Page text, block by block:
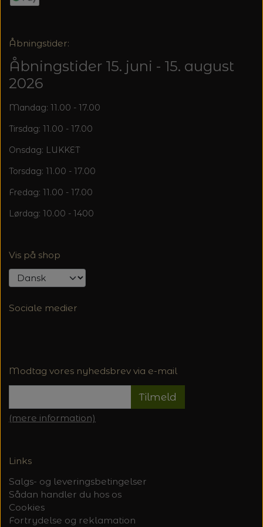
Åbningstider:
Åbningstider 15. juni - 15. august
2026
Mandag: 11.00 - 17.00
Tirsdag: 11.00 - 17.00
Onsdag: LUKKET
Torsdag: 11.00 - 17.00
Fredag: 11.00 - 17.00
Lørdag: 10.00 - 1400
Vis på shop
Sociale medier
Modtag vores nyhedsbrev via e-mail
Tilmeld
(mere information)
Links
Salgs- og leveringsbetingelser
Sådan handler du hos os
Cookies
Fortrydelse og reklamation